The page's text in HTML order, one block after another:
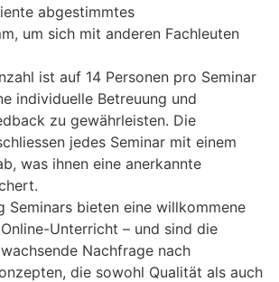
abgestimmtes
um sich mit anderen Fachleuten
ist auf 14 Personen pro Seminar
individuelle Betreuung und
zu gewährleisten. Die
jedes Seminar mit einem
was ihnen eine anerkannte
Seminars bieten eine willkommene
Unterricht – und sind die
Nachfrage nach
die sowohl Qualität als auch